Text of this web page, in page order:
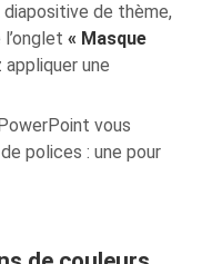
diapositive de thème,
l’onglet« Masque
une
vous
polices : une pour